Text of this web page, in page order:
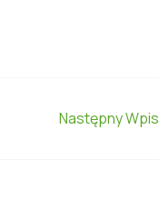
Następny Wpis